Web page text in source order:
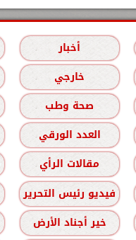
أخبار
خارجي
صحة وطب
العدد الورقي
مقالات الرأي
فيديو رئيس التحرير
خير أجناد الأرض